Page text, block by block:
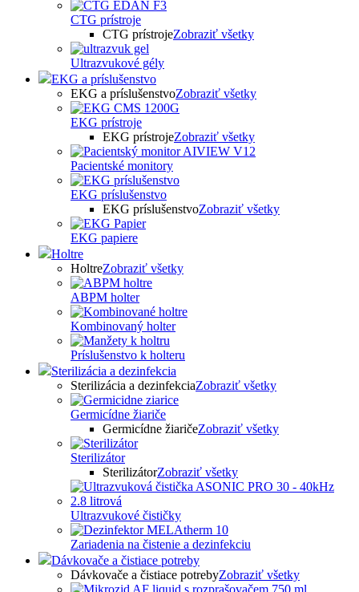
CTG prístroje
CTG prístrojeZobraziť všetky
Ultrazvukové gély
EKG a príslušenstvo
EKG a príslušenstvoZobraziť všetky
EKG prístroje
EKG prístrojeZobraziť všetky
Pacientské monitory
EKG príslušenstvo
EKG príslušenstvoZobraziť všetky
EKG papiere
Holtre
HoltreZobraziť všetky
ABPM holter
Kombinovaný holter
Príslušenstvo k holteru
Sterilizácia a dezinfekcia
Sterilizácia a dezinfekciaZobraziť všetky
Germicídne žiariče
Germicídne žiaričeZobraziť všetky
Sterilizátor
SterilizátorZobraziť všetky
Ultrazvukové čističky
Zariadenia na čistenie a dezinfekciu
Dávkovače a čistiace potreby
Dávkovače a čistiace potrebyZobraziť všetky